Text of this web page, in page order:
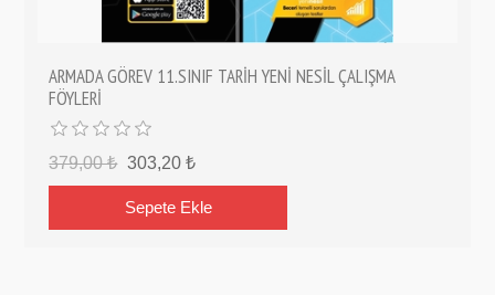
ARMADA GÖREV 11.SINIF TARİH YENİ NESİL ÇALIŞMA
FÖYLERİ
379,00 ₺ 303,20 ₺